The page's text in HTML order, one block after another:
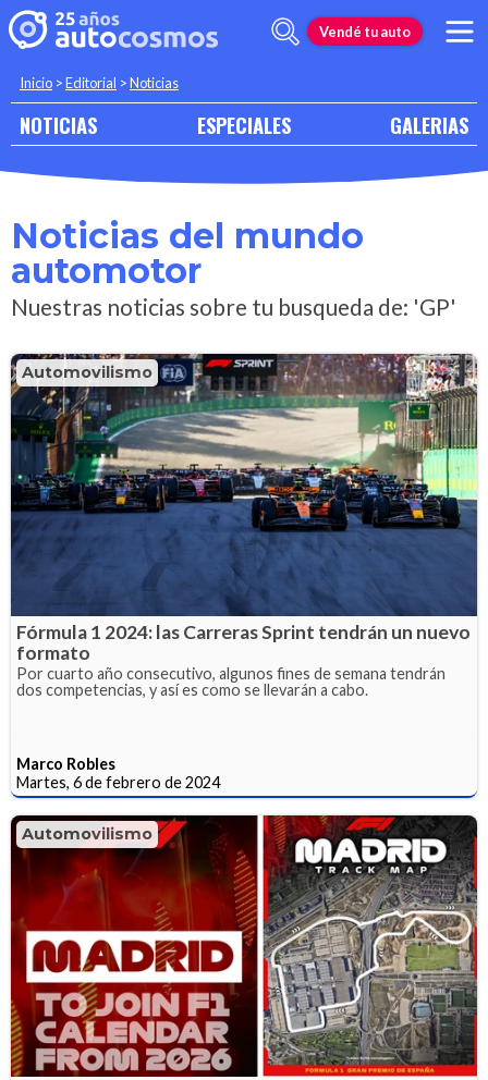
Vendé tu auto
Inicio >Editorial >Noticias
NOTICIAS ESPECIALES GALERIAS
Noticias del mundo
automotor
Nuestras noticias sobre tu busqueda de: 'GP'
Automovilismo
Fórmula 1 2024: las Carreras Sprint tendrán un nuevo
formato
Por cuarto año consecutivo, algunos fines de semana tendrán
dos competencias, y así es como se llevarán a cabo.
Marco Robles
Martes, 6 de febrero de 2024
Automovilismo